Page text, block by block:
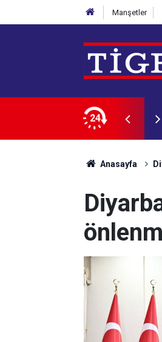
Manşetler
24
Anasayfa